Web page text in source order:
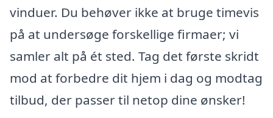
vinduer. Du behøver ikke at bruge timevis
på at undersøge forskellige firmaer; vi
samler alt på ét sted. Tag det første skridt
mod at forbedre dit hjem i dag og modtag
tilbud, der passer til netop dine ønsker!